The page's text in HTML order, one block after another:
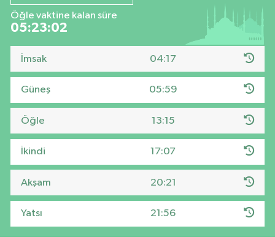
Öğle vaktine kalan süre
05:23:01
İmsak 04:17
Güneş 05:59
Öğle 13:15
İkindi 17:07
Akşam 20:21
Yatsı 21:56